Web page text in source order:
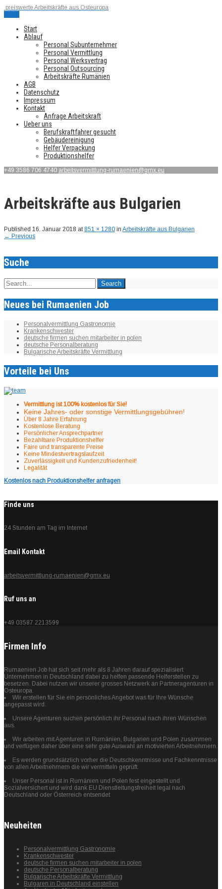
preiswerte Arbeitskräfte aus Osteuropa
Start
Ablauf
Personal Subunternehmer
Personal Vermittlung
Personal Werksvertrag
Personal Outsourcing
Arbeitskräfte Rumänien
AGB
Datenschutz
Impressum
Kontakt
Anfrage Arbeitskraft
Ueber uns
Berufskraftfahrer gesucht
Gebäudereinigung
Helfer Verpackung
Produktionshelfer
+49 3586 706 4740 arbeitsvermittlung-rumaenien@gmx.eu
Arbeitskräfte aus Bulgarien
Published 16. Januar 2018 at851 × 1280 in Arbeitskräfte aus Bulgarien
← Previous
Suche
Neues bei Rumaenien Job
Personalvermittlung Gastronomie
Krankenschwester
deutsche firmen suchen mitarbeiter in polen
deutsche Personalberatung
Bulgarische Arbeitskräfte Vermittlung
Vorteile bei Uns
Vermittlung ist 100% kostenlos für Sie!
Keine Jahres- oder sonstige Vermittlungsgebühren!
Über 8 Jahre Erfahrung
Kostenlose Beratung
Persönlicher Ansprechpartner
Bezahlbare Produktionshelfer
Faire und transparente Preise
Keine Mindestvertragslaufzeit
Zuverlässigkeit und Kundenzufriedenheit!
Legalität
Kostenlos nach Produktionshelfer anfragen
Finde uns
24 Stunden am Tag im Internet
Email Kontakt
arbeitsvermittlung-rumaenien@gmx.eu
Ruf uns an
+49 03587 2213599
Firmen Info
Rumaenien Job hat sich seit mehr als 8 Jahren darauf spezialisiert
Unternehmen in Deutschland dabei zu helfen passende Helferstellen zu
besetzen. Dabei nutzen wir unserer grosses Netzwerk an Partneragenturen in
Osteuropa.
Wir erstellen für Sie ein persönliches Angebot was für Ihre Wünsche
angepasst wird.
Unsere Agenturen suchen persönlich ihr Personal nach ihren Wünschen
aus.
Wir arbeiten mit Agenturen in Rumänien, Bulgarien und Polen zusammen
und verfügen daher über eine sehr gute Auswahl an motivierten Arbeitnehmern.
Es werden grundsätzlich vorher die Deutschkenntnisse und Fachkenntnisse
von allen Arbeitnehmern die wir vermitteln geprüft.
Unser Personal ist in Rumänien und Polen fest eingestellt und
Sozialversichert und wird dank EU Dienstleitungsfreiheit legal nach
Deutschland oder Österreich entsendet
Neuheiten
Personalvermittlung Gastronomie
Krankenschwester
deutsche firmen suchen mitarbeiter in polen
deutsche Personalberatung
Bulgarische Arbeitskräfte Vermittlung
Bulgaren in Deutschland einstellen